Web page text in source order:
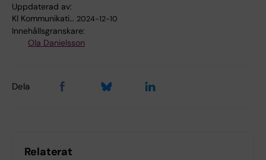
Uppdaterad av:
KI Kommunikati… 2024-12-10
Innehållsgranskare:
Ola Danielsson
Dela
Relaterat